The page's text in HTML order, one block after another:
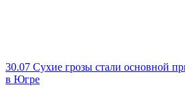
30.07 Сухие грозы стали основной
в Югре